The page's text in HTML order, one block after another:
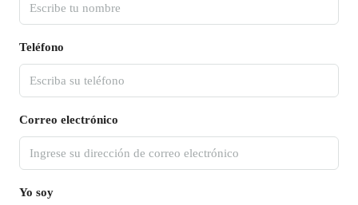
Teléfono
Correo electrónico
Yo soy